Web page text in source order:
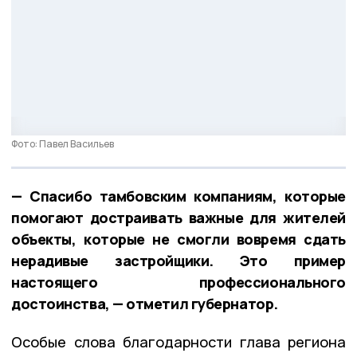
Фото: Павел Васильев
— Спасибо тамбовским компаниям, которые
помогают достраивать важные для жителей
объекты, которые не смогли вовремя сдать
нерадивые застройщики. Это пример
настоящего профессионального
достоинства, — отметил губернатор.
Особые слова благодарности глава региона